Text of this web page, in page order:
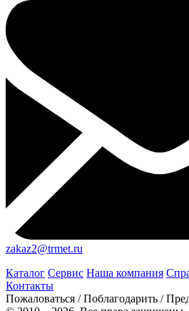
zakaz2@trmet.ru
Каталог Сервис Наша компания
Контакты
Пожаловаться / Поблагодарить /